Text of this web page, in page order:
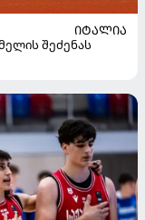
ᲘᲢᲐᲚᲘᲐ
შეძენას